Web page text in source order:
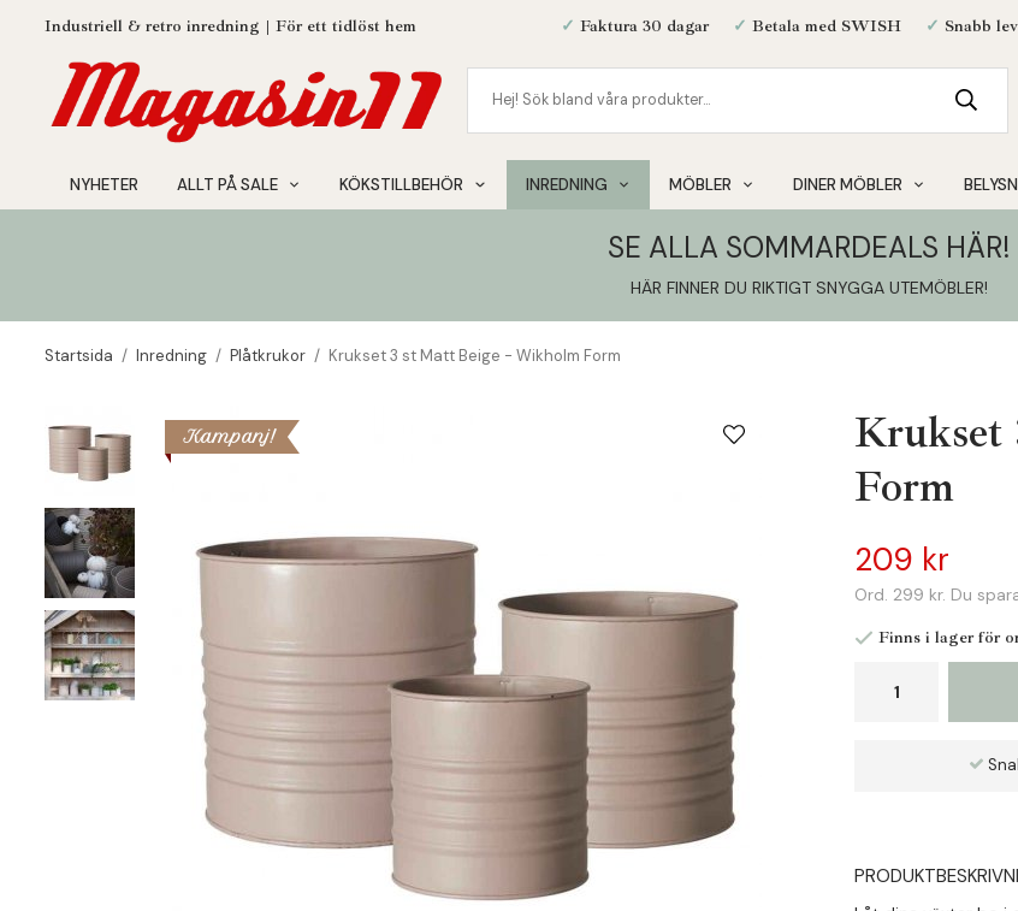
Industriell & retro inredning | För ett tidlöst hem ✓ Faktura 30 dagar ✓ Betala med SWISH ✓ Snabb
NYHETER ALLT PÅ SALE KÖKSTILLBEHÖR INREDNING MÖBLER DINER MÖBLER
SE ALLA SOMMARDEALS HÄR!
HÄR FINNER DU RIKTIGT SNYGGA UTEMÖBLER!
Startsida / Inredning / Plåtkrukor / Krukset 3 st Matt Beige - Wikholm Form
Kampanj!
Krukset
Form
209 kr
Ord. 299 kr. Du
Finns i lager för